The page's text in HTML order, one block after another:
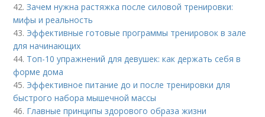
42.Зачем нужна растяжка после силовой тренировки:
мифы и реальность
43. Эффективные готовые программы тренировок в зале
для начинающих
44. Топ-10 упражнений для девушек: как держать себя в
форме дома
45. Эффективное питание до и после тренировки для
быстрого набора мышечной массы
46. Главные принципы здорового образа жизни